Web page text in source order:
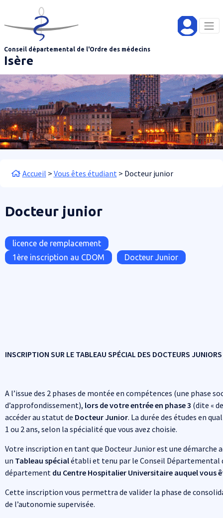
Aller au contenu principal
Conseil départemental de l'Ordre des médecins
Isère
Fil d'Ariane
Accueil Vous êtes étudiant Docteur junior
Docteur junior
Tagslicence de remplacement
1ère inscription au CDOM
Docteur Junior
INSCRIPTION SUR LE TABLEAU SPÉCIAL DES DOCTEURS JUNIORS
A l’issue des 2 phases de montée en compétences (une phase
d’approfondissement), lors de votre entrée en phase 3 (dite «
accéder au statut de Docteur Junior. La durée des études en
1 ou 2 ans, selon la spécialité que vous avez choisie.
Votre inscription en tant que Docteur Junior est une démarche
un Tableau spécialétabli et tenu par le Conseil Départemental
département du Centre Hospitalier Universitaire auquel vous
Cette inscription vous permettra de valider la phase de
de l’autonomie supervisée.
Panneau de gestion des cookies